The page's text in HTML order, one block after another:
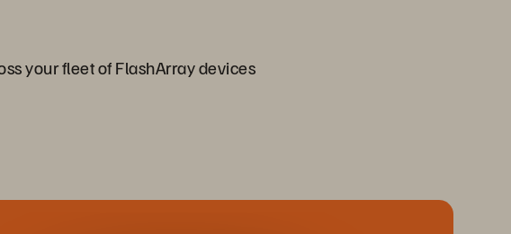
your fleet of FlashArray devices